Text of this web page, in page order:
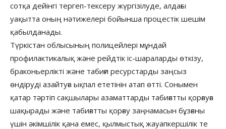
сотқа дейінгі тергеп-тексеру жүргізілуде, алдағы
уақытта оның нәтижелері бойынша процестік шешім
қабылданады.
Түркістан облысының полицейлері мұндай
профилактикалық және рейдтік іс-шараларды өткізу,
браконьерлікті және табиғи ресурстарды заңсыз
өндіруді азайтуға ықпал ететінін атап өтті. Сонымен
қатар тәртіп сақшылары азаматтарды табиғатты қорғауға
шақырады және табиғатты қорғау заңнамасын бұзғаны
үшін әкімшілік қана емес, қылмыстық жауапкершілік те